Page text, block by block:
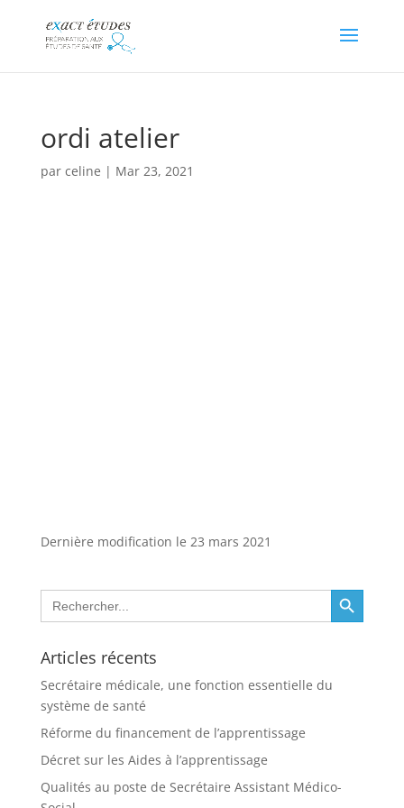
ordi atelier
par celine | Mar 23, 2021
Dernière modification le 23 mars 2021
Search
for:
Search Button
Articles récents
Secrétaire médicale, une fonction essentielle du
système de santé
Réforme du financement de l’apprentissage
Décret sur les Aides à l’apprentissage
Qualités au poste de Secrétaire Assistant Médico-